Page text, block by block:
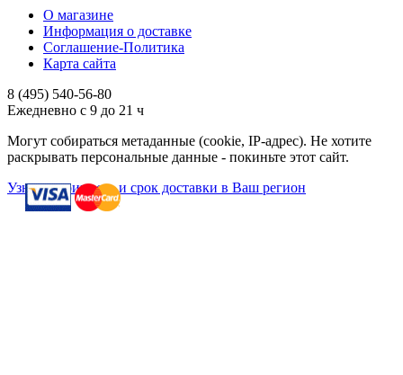
О магазине
Информация о доставке
Соглашение-Политика
Карта сайта
8 (495) 540-56-80
Ежедневно с 9 до 21 ч
Могут собираться метаданные (cookie, IP-адрес). Не хотите
раскрывать персональные данные - покиньте этот сайт.
Узнать стоимость и срок доставки в Ваш регион